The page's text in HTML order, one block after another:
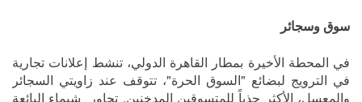
سوق وسجائر
في المحطة الأخيرة بمطار القاهرة الدولي، تنشط إعلانات تجارية
في الترويج لبضائع "السوق الحرة"، تتوقف عند زاويتي السجائر
والمعسل، الأكثر جذباً للمتسوقين المدخنين. تحاور شيماء البائعة